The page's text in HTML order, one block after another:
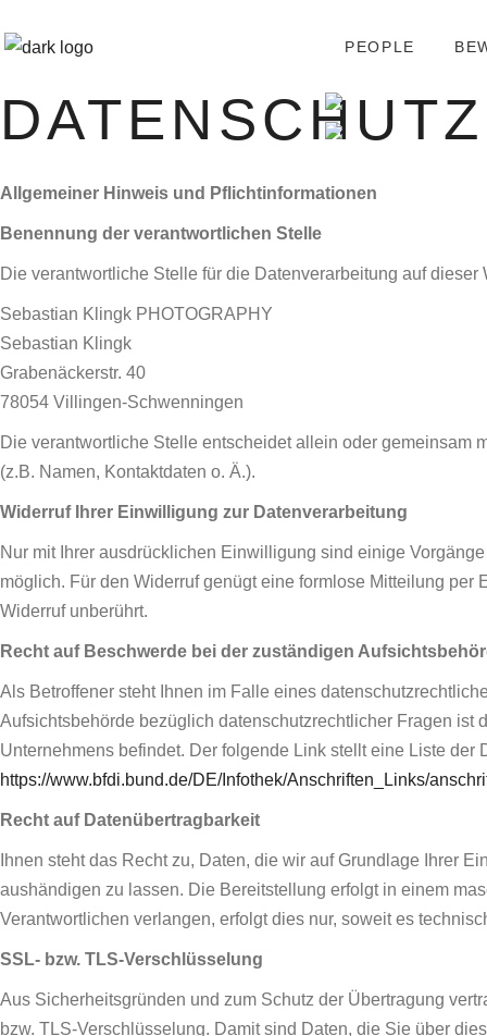
PEOPLE
Allgemeiner Hinweis und Pflichtinformationen
Benennung der verantwortlichen Stelle
Die verantwortliche Stelle für die Datenverarbeitung auf dieser
Sebastian Klingk PHOTOGRAPHY
Sebastian Klingk
Grabenäckerstr. 40
78054 Villingen-Schwenningen
Die verantwortliche Stelle entscheidet allein oder gemeinsam
(z.B. Namen, Kontaktdaten o. Ä.).
Widerruf Ihrer Einwilligung zur Datenverarbeitung
Nur mit Ihrer ausdrücklichen Einwilligung sind einige
möglich. Für den Widerruf genügt eine formlose Mitteilung
Widerruf unberührt.
Recht auf Beschwerde bei der zuständigen
Als Betroffener steht Ihnen im Falle eines
Aufsichtsbehörde bezüglich datenschutzrechtlicher Fragen
Unternehmens befindet. Der folgende Link stellt eine Liste
https://www.bfdi.bund.de/DE/Infothek/Anschriften_Links/
Recht auf Datenübertragbarkeit
Ihnen steht das Recht zu, Daten, die wir auf Grundlage Ihrer
aushändigen zu lassen. Die Bereitstellung erfolgt in einem
Verantwortlichen verlangen, erfolgt dies nur, soweit es
SSL- bzw. TLS-Verschlüsselung
Aus Sicherheitsgründen und zum Schutz der Übertragung
bzw. TLS-Verschlüsselung. Damit sind Daten, die Sie über